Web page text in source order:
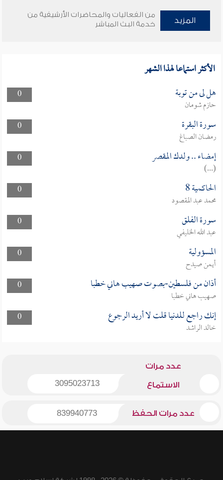
المزيد
من الفعاليات والمحاضرات الأرشيفية من
خدمة البث المباشر
الأكثر استماعا لهذا الشهر
0 هل لى من توبة
حازم شومان
0
سورة البقرة
رمضان الصباغ
0
إمضاء .. ولدك المقصر
(...)
0
الحاكمية 8
محمد عبد المقصود
0
سورة الفلق
عبد الله الخليفي
0
المسؤولية
أيمن صيدح
0
أذان من فلسطين-بصوت صهيب هاني خطبا
صهيب هاني خطبا
0
إنك راجع للدنيا قلت لا أريد الرجوع
خالد الراشد
عدد مرات
الاستماع 3095023713
عدد مرات الحفظ 839940773